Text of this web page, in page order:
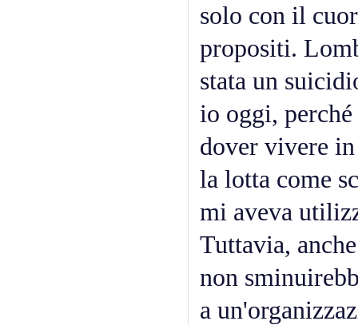
solo con il
propositi.
stata un
io oggi,
dover vivere
la lotta come
mi aveva
Tuttavia,
non
a